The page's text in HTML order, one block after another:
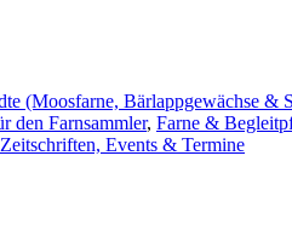
(Moosfarne, Bärlappgewächse &
den Farnsammler, Farne &
Events & Termine